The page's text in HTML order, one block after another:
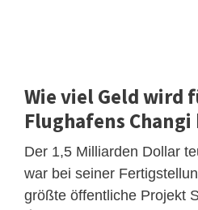
Wie viel Geld wird
Flughafens
Der 1,5 Milliarden Dollar
war bei seiner
größte öffentliche Projekt